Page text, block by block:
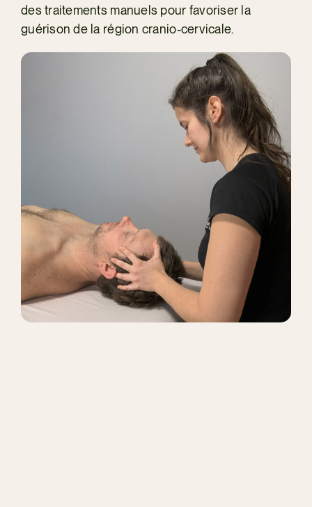
des traitements manuels pour favoriser la
guérison de la région cranio-cervicale.